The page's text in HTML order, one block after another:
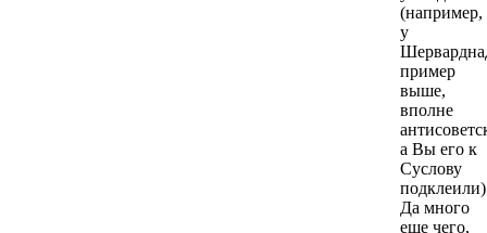
(например,
у
пример
выше,
вполне
а Вы его к
Суслову
Да много
еще чего,